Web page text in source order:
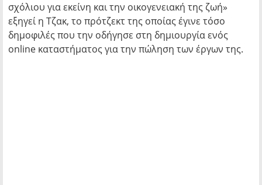
σχόλιου για εκείνη και την οικογενειακή της ζωή»
εξηγεί η Τζακ, το πρότζεκτ της οποίας έγινε τόσο
δημοφιλές που την οδήγησε στη δημιουργία ενός
online καταστήματος για την πώληση των έργων της.